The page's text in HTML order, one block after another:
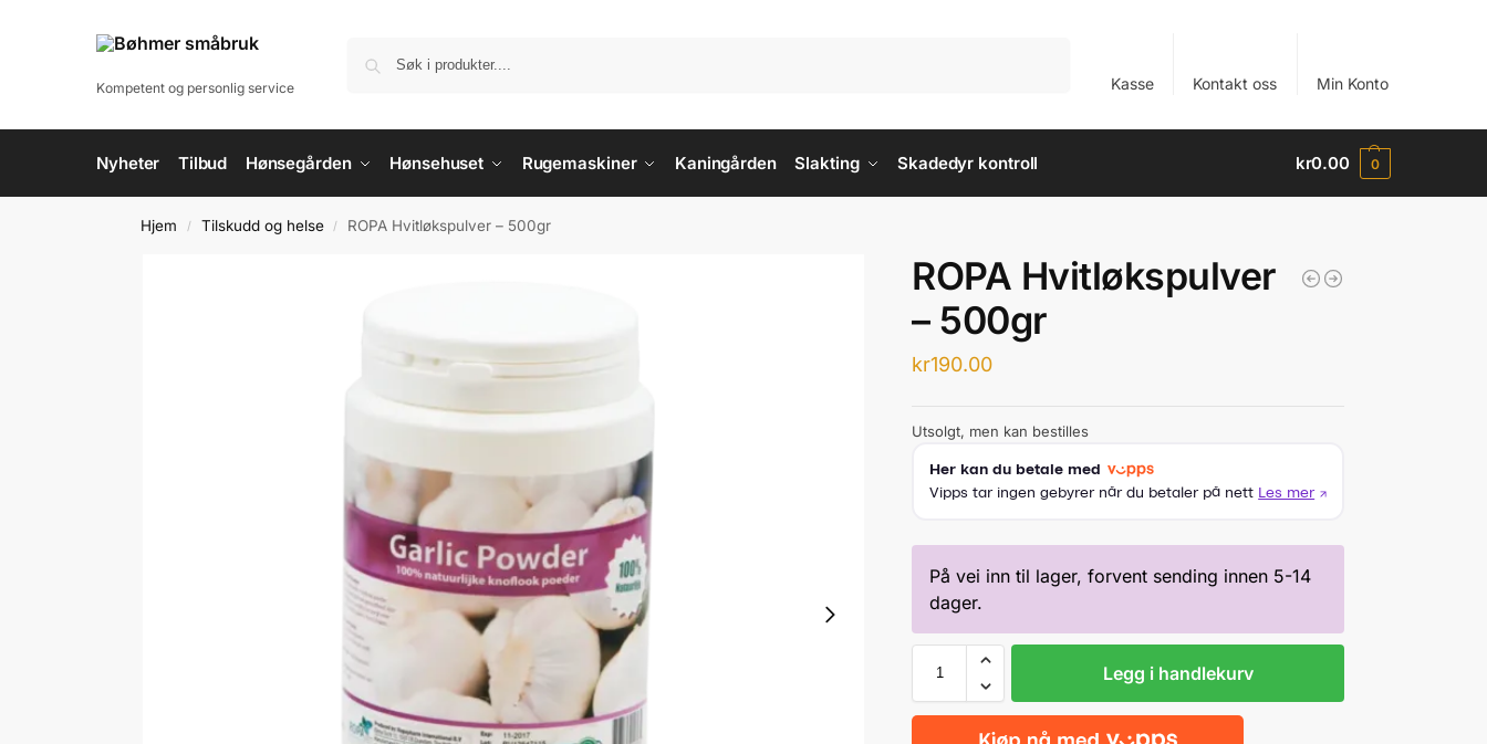
Kompetent og personlig service Kasse Kontakt oss Min Konto
Nyheter Tilbud Hønsegården Hønsehuset Rugemaskiner Kaningården Slakting Skadedyr kontroll kr0.00 0
Hjem / Tilskudd og helse / ROPA Hvitløkspulver – 500gr
ROPA Hvitløkspulver
– 500gr
kr190.00
Utsolgt, men kan bestilles
På vei inn til lager, forvent sending innen 5-14
dager.
Legg i handlekurv